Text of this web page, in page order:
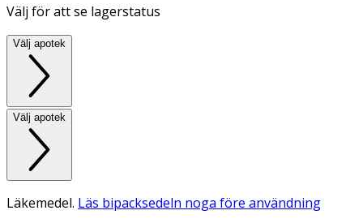
Välj för att se lagerstatus
Välj apotek
Välj apotek
Läkemedel. Läs bipacksedeln noga före användning